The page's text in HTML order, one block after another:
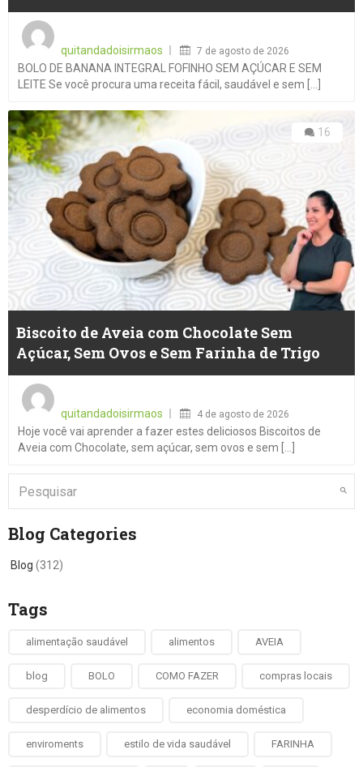
quitandadoisirmaos
7 de agosto de 2026
BOLO DE BANANA INTEGRAL FOFINHO SEM AÇÚCAR E SEM
LEITE Se você procura uma receita fácil, saudável e sem [...]
16
Biscoito de Aveia com Chocolate Sem
Açúcar, Sem Ovos e Sem Farinha de Trigo
quitandadoisirmaos
4 de agosto de 2026
Hoje você vai aprender a fazer estes deliciosos Biscoitos de
Aveia com Chocolate, sem açúcar, sem ovos e sem [...]
Blog Categories
Blog (312)
Tags
alimentação saudável alimentos AVEIA
blog BOLO COMO FAZER compras locais
desperdício de alimentos economia doméstica
enviroments estilo de vida saudável FARINHA